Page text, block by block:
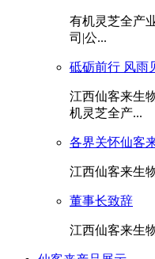
有机灵芝全产
司|公...
砥砺前行 风雨
江西仙客来生
机灵芝全产...
各界关怀仙客
江西仙客来生
董事长致辞
江西仙客来生